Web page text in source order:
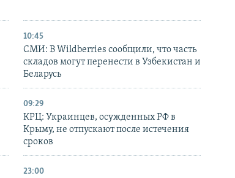
10:45
СМИ: В Wildberries сообщили, что часть
складов могут перенести в Узбекистан и
Беларусь
09:29
КРЦ: Украинцев, осужденных РФ в
Крыму, не отпускают после истечения
сроков
23:00